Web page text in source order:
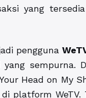
yang
pengguna
sempurna.
Head on My
platform WeTV.